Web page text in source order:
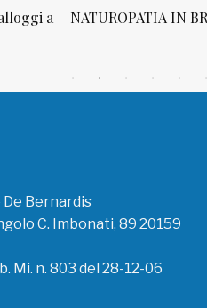
20/01
Bernardis
C. Imbonati, 89 20159
Mi. n. 803 del 28-12-06